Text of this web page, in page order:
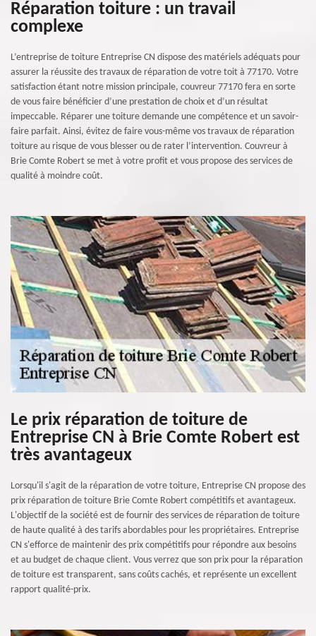
Réparation toiture : un travail
complexe
L’entreprise de toiture Entreprise CN dispose des matériels adéquats pour
assurer la réussite des travaux de réparation de votre toit à 77170. Votre
satisfaction étant notre mission principale, couvreur 77170 fera en sorte
de vous faire bénéficier d’une prestation de choix et d’un résultat
impeccable. Réparer une toiture demande une compétence et un savoir-
faire parfait. Ainsi, évitez de faire vous-même vos travaux de réparation
toiture au risque de vous blesser ou de rater l’intervention. Couvreur à
Brie Comte Robert se met à votre profit et vous propose des services de
qualité à moindre coût.
Le prix réparation de toiture de
Entreprise CN à Brie Comte Robert est
très avantageux
Lorsqu'il s'agit de la réparation de votre toiture, Entreprise CN propose des
prix réparation de toiture Brie Comte Robert compétitifs et avantageux.
L'objectif de la société est de fournir des services de réparation de toiture
de haute qualité à des tarifs abordables pour les propriétaires. Entreprise
CN s'efforce de maintenir des prix compétitifs pour répondre aux besoins
et au budget de chaque client. Vous verrez que son prix pour la réparation
de toiture est transparent, sans coûts cachés, et représente un excellent
rapport qualité-prix.